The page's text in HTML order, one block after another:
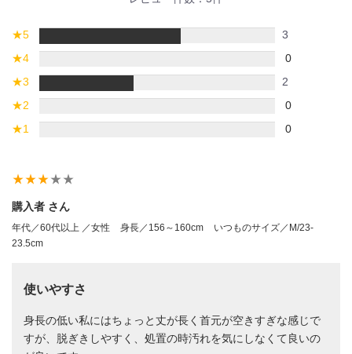
★5
3
★4
0
★3
2
★2
0
★1 0
star_ratestar_ratestar_ratestar_rate star_rate
購入者 さん
年代／60代以上 ／女性 身長／156～160cm
いつものサイズ／M/23-
23.5cm
使いやすさ
身長の低い私にはちょっと丈が長く首元が空きすぎな感じで
すが、脱ぎきしやすく、処置の時汚れを気にしなくて良いの